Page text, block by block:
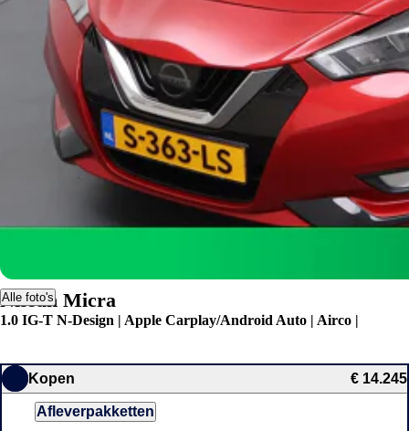
Alle foto's
Nissan Micra
1.0 IG-T N-Design | Apple Carplay/Android Auto | Airco |
Kopen € 14.245
Afleverpakketten